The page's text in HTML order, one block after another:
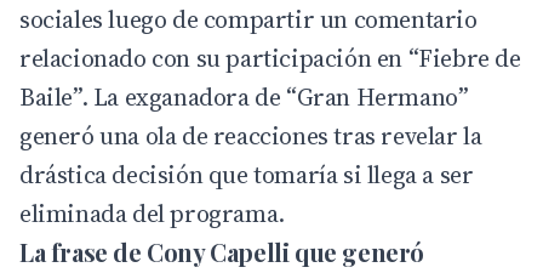
sociales luego de compartir un comentario
relacionado con su participación en “Fiebre de
Baile”. La exganadora de “Gran Hermano”
generó una ola de reacciones tras revelar la
drástica decisión que tomaría si llega a ser
eliminada del programa.
La frase de Cony Capelli que generó